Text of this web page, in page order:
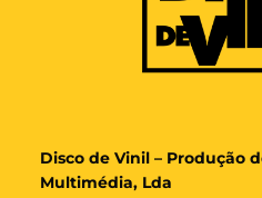
Disco de Vinil – Produção
Multimédia, Lda